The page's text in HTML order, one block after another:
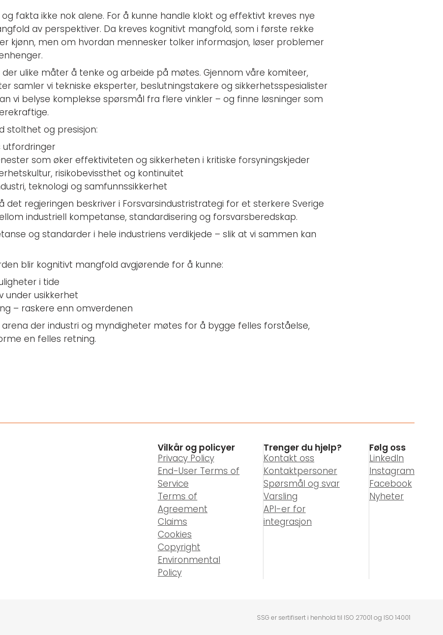
fakta ikke nok alene. For å kunne handle klokt og effektivt kreves nye
av perspektiver. Da kreves kognitivt mangfold, som i første rekke
kjønn, men om hvordan mennesker tolker informasjon, løser problemer
ulike måter å tenke og arbeide på møtes. Gjennom våre komiteer,
samler vi tekniske eksperter, beslutningstakere og sikkerhetsspesialister
vi belyse komplekse spørsmål fra flere vinkler – og finne løsninger som
stolthet og presisjon:
utfordringer
som øker effektiviteten og sikkerheten i kritiske forsyningskjeder
risikobevissthet og kontinuitet
teknologi og samfunnssikkerhet
det regjeringen beskriver i Forsvarsindustristrategi for et sterkere Sverige
industriell kompetanse, standardisering og forsvarsberedskap.
og standarder i hele industriens verdikjede – slik at vi sammen kan
blir kognitivt mangfold avgjørende for å kunne:
i tide
under usikkerhet
– raskere enn omverdenen
der industri og myndigheter møtes for å bygge felles forståelse,
en felles retning.
Vilkår og policyer
Privacy Policy
End-User Terms of
Service
Terms of
Agreement
Claims
Cookies
Copyright
Environmental
Policy
Trenger du hjelp?
Kontakt oss
Kontaktpersoner
Spørsmål og svar
Varsling
API-er for
integrasjon
Følg oss
LinkedIn
Instagram
Facebook
Nyheter
SSG er sertifisert i henhold til ISO 27001 og ISO 14001